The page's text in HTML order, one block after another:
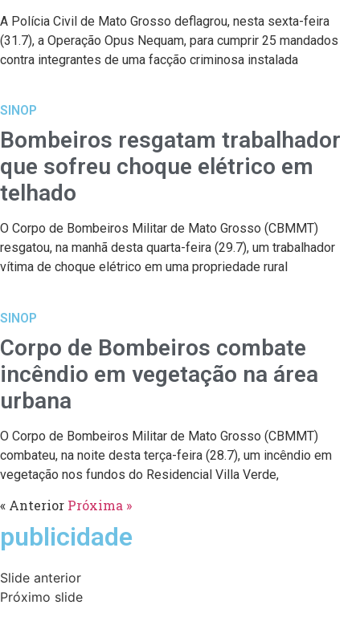
A Polícia Civil de Mato Grosso deflagrou, nesta sexta-feira
(31.7), a Operação Opus Nequam, para cumprir 25 mandados
contra integrantes de uma facção criminosa instalada
SINOP
Bombeiros resgatam trabalhador
que sofreu choque elétrico em
telhado
O Corpo de Bombeiros Militar de Mato Grosso (CBMMT)
resgatou, na manhã desta quarta-feira (29.7), um trabalhador
vítima de choque elétrico em uma propriedade rural
SINOP
Corpo de Bombeiros combate
incêndio em vegetação na área
urbana
O Corpo de Bombeiros Militar de Mato Grosso (CBMMT)
combateu, na noite desta terça-feira (28.7), um incêndio em
vegetação nos fundos do Residencial Villa Verde,
« Anterior Próxima »
publicidade
Slide anterior
Próximo slide